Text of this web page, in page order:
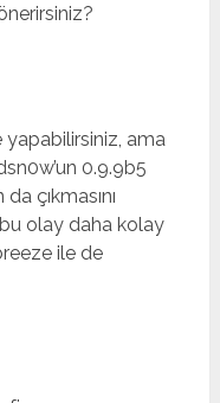
yapabilirsiniz, ama
0.9.9b5
çıkmasını
olay daha kolay
ile de